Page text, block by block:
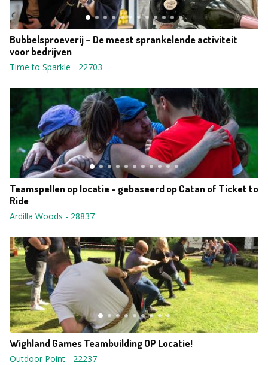
Bubbelsproeverij – De meest sprankelende activiteit
voor bedrijven
Time to Sparkle - 22703
Teamspellen op locatie - gebaseerd op Catan of Ticket to
Ride
Ardilla Woods - 28837
Wighland Games Teambuilding OP Locatie!
Outdoor Point - 22237